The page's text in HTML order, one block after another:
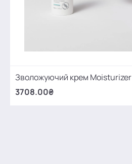
Зволожуючий крем Moisturizer
3708.00₴